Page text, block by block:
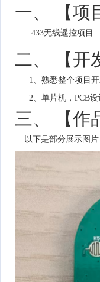
一、 【项
433无线遥控项目
二、 【开
1、熟悉整个项目开
2、 单片机，PCB
三、 【作
以下是部分展示图片